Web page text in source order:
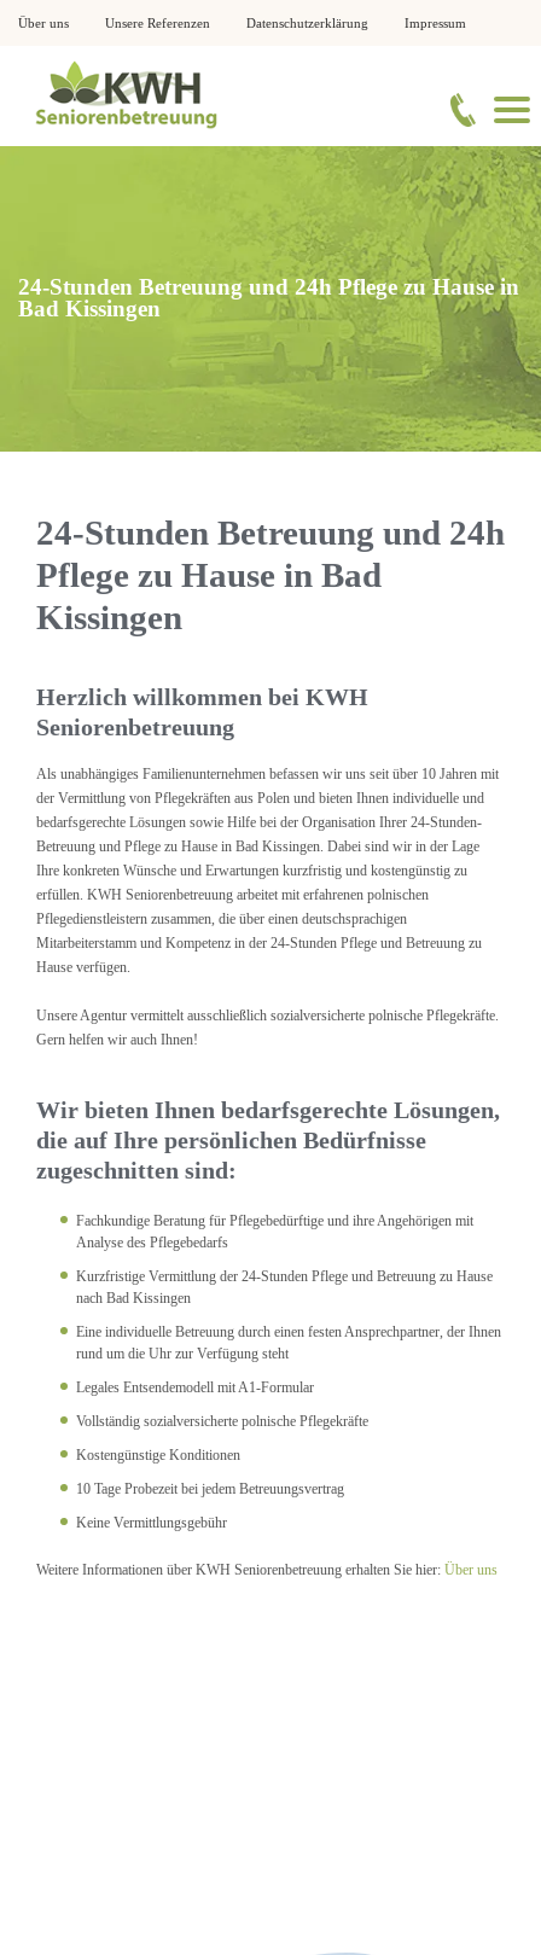
Über uns Unsere Referenzen Datenschutzerklärung Impressum
24-Stunden Betreuung und 24h Pflege zu Hause in
Bad Kissingen
24-Stunden Betreuung und 24h
Pflege zu Hause in Bad
Kissingen
Herzlich willkommen bei KWH
Seniorenbetreuung
Als unabhängiges Familienunternehmen befassen wir uns seit über 10 Jahren mit
der Vermittlung von Pflegekräften aus Polen und bieten Ihnen individuelle und
bedarfsgerechte Lösungen sowie Hilfe bei der Organisation Ihrer 24-Stunden-
Betreuung und Pflege zu Hause in Bad Kissingen. Dabei sind wir in der Lage
Ihre konkreten Wünsche und Erwartungen kurzfristig und kostengünstig zu
erfüllen. KWH Seniorenbetreuung arbeitet mit erfahrenen polnischen
Pflegedienstleistern zusammen, die über einen deutschsprachigen
Mitarbeiterstamm und Kompetenz in der 24-Stunden Pflege und Betreuung zu
Hause verfügen.
Unsere Agentur vermittelt ausschließlich sozialversicherte polnische Pflegekräfte.
Gern helfen wir auch Ihnen!
Wir bieten Ihnen bedarfsgerechte Lösungen,
die auf Ihre persönlichen Bedürfnisse
zugeschnitten sind:
Fachkundige Beratung für Pflegebedürftige und ihre Angehörigen mit
Analyse des Pflegebedarfs
Kurzfristige Vermittlung der 24-Stunden Pflege und Betreuung zu Hause
nach Bad Kissingen
Eine individuelle Betreuung durch einen festen Ansprechpartner, der Ihnen
rund um die Uhr zur Verfügung steht
Legales Entsendemodell mit A1-Formular
Vollständig sozialversicherte polnische Pflegekräfte
Kostengünstige Konditionen
10 Tage Probezeit bei jedem Betreuungsvertrag
Keine Vermittlungsgebühr
Weitere Informationen über KWH Seniorenbetreuung erhalten Sie hier: Über uns